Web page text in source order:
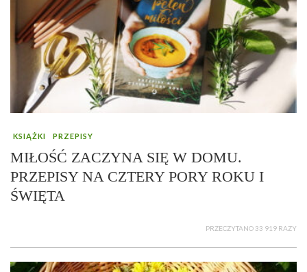
KSIĄŻKI PRZEPISY
MIŁOŚĆ ZACZYNA SIĘ W DOMU.
PRZEPISY NA CZTERY PORY ROKU I
ŚWIĘTA
PRZECZYTANO 33 919 RAZY